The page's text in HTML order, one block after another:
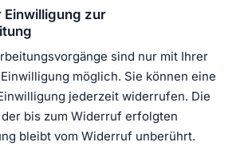
zur
sind nur mit Ihrer
möglich. Sie können eine
jederzeit widerrufen. Die
bis zum Widerruf erfolgten
bleibt vom Widerruf unberührt.